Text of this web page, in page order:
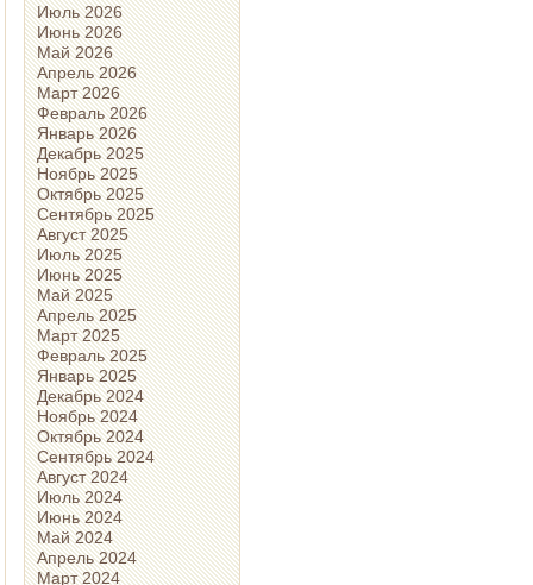
Июль 2026
Июнь 2026
Май 2026
Апрель 2026
Март 2026
Февраль 2026
Январь 2026
Декабрь 2025
Ноябрь 2025
Октябрь 2025
Сентябрь 2025
Август 2025
Июль 2025
Июнь 2025
Май 2025
Апрель 2025
Март 2025
Февраль 2025
Январь 2025
Декабрь 2024
Ноябрь 2024
Октябрь 2024
Сентябрь 2024
Август 2024
Июль 2024
Июнь 2024
Май 2024
Апрель 2024
Март 2024